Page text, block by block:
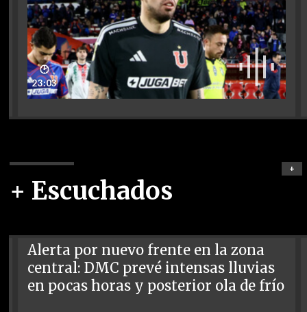
🕑
23:03
+ Escuchados
+
Alerta por nuevo frente en la zona
central: DMC prevé intensas lluvias
en pocas horas y posterior ola de frío